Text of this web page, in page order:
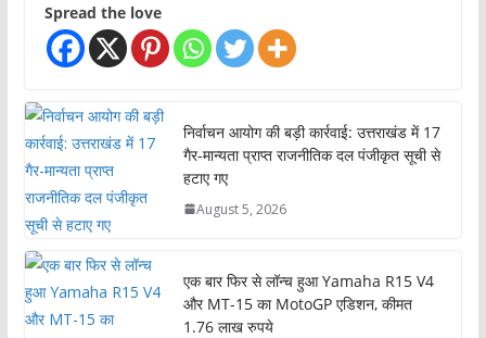
Spread the love
निर्वाचन आयोग की बड़ी कार्रवाई: उत्तराखंड में 17
गैर-मान्यता प्राप्त राजनीतिक दल पंजीकृत सूची से
हटाए गए
August 5, 2026
एक बार फिर से लॉन्च हुआ Yamaha R15 V4
और MT-15 का MotoGP एडिशन, कीमत
1.76 लाख रुपये